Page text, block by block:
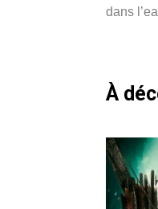
dans
À